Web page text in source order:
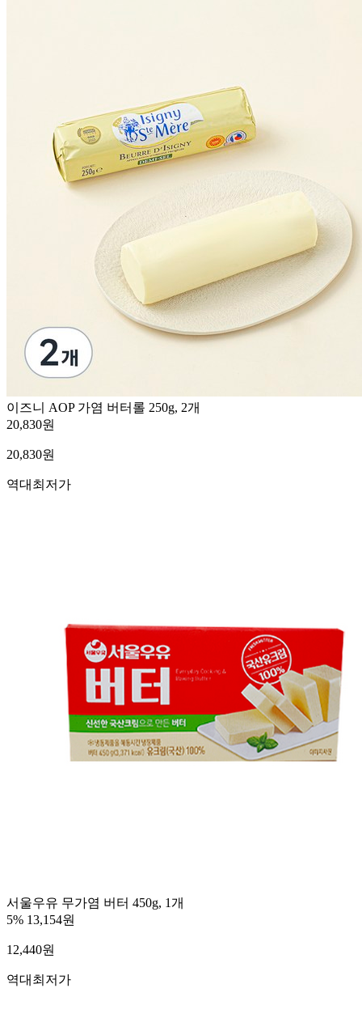
이즈니 AOP 가염 버터롤 250g, 2개
20,830원
20,830원
역대최저가
서울우유 무가염 버터 450g, 1개
5% 13,154원
12,440원
역대최저가